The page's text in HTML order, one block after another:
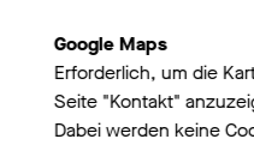
STANDORTMaulburg
AUFTRAGGemeinde
Google Maps
Erforderlich, um die
Seite "Kontakt"
Dabei werden keine